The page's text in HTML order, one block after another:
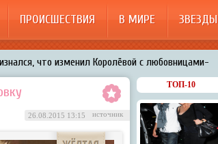
ПРОИСШЕСТВИЯ В МИРЕ ЗВЕЗДЫ
что изменил Королёвой с любовницами-
Анна Курникова
унизили гостей HammAli & Navai
26.08.2015 13:15 источник
ТОП-10